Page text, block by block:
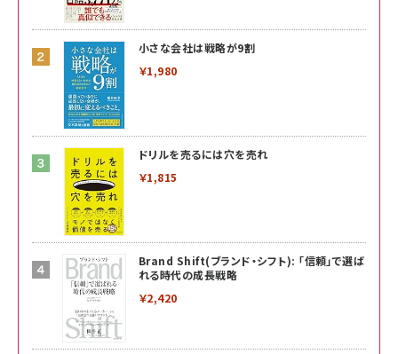
小さな会社は戦略が9割
￥1,980
ドリルを売るには穴を売れ
￥1,815
Brand Shift(ブランド・シフト): 「信頼」で選ば
れる時代の成長戦略
￥2,420